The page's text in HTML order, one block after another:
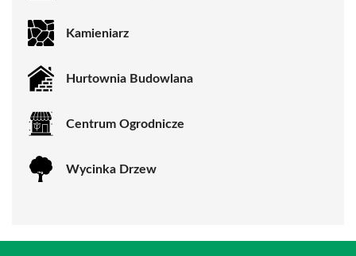
Kamieniarz
Hurtownia Budowlana
Centrum Ogrodnicze
Wycinka Drzew